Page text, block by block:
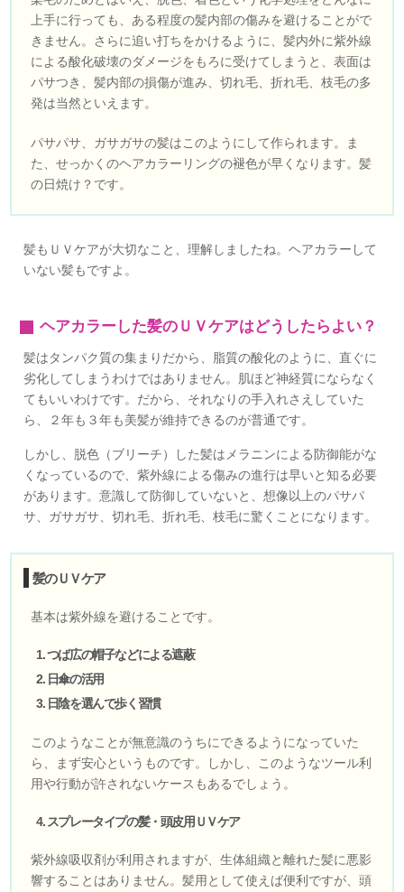
上手に行っても、ある程度の髪内部の傷みを避けることがで
きません。さらに追い打ちをかけるように、髪内外に紫外線
による酸化破壊のダメージをもろに受けてしまうと、表面は
パサつき、髪内部の損傷が進み、切れ毛、折れ毛、枝毛の多
発は当然といえます。
パサパサ、ガサガサの髪はこのようにして作られます。ま
た、せっかくのヘアカラーリングの褪色が早くなります。髪
の日焼け？です。
髪もＵＶケアが大切なこと、理解しましたね。ヘアカラーして
いない髪もですよ。
ヘアカラーした髪のＵＶケアはどうしたらよい？
髪はタンパク質の集まりだから、脂質の酸化のように、直ぐに
劣化してしまうわけではありません。肌ほど神経質にならなく
てもいいわけです。だから、それなりの手入れさえしていた
ら、２年も３年も美髪が維持できるのが普通です。
しかし、脱色（ブリーチ）した髪はメラニンによる防御能がな
くなっているので、紫外線による傷みの進行は早いと知る必要
があります。意識して防御していないと、想像以上のパサパ
サ、ガサガサ、切れ毛、折れ毛、枝毛に驚くことになります。
髪のＵＶケア
基本は紫外線を避けることです。
つば広の帽子などによる遮蔽
日傘の活用
日陰を選んで歩く習慣
このようなことが無意識のうちにできるようになっていた
ら、まず安心というものです。しかし、このようなツール利
用や行動が許されないケースもあるでしょう。
スプレータイプの髪・頭皮用ＵＶケア
紫外線吸収剤が利用されますが、生体組織と離れた髪に悪影
響することはありません。髪用として使えば便利ですが、頭